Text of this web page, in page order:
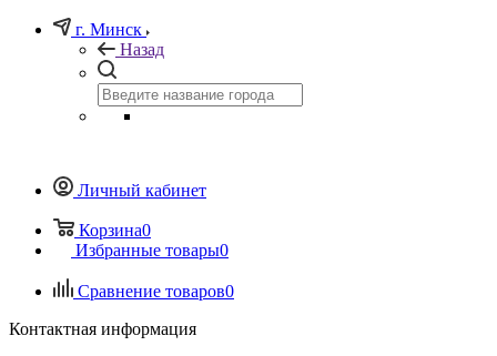
г. Минск
Назад
Личный кабинет
Корзина0
Избранные товары0
Сравнение товаров0
Контактная информация